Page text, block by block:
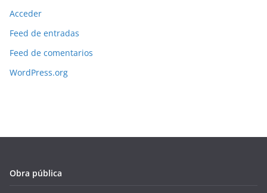
Acceder
Feed de entradas
Feed de comentarios
WordPress.org
Obra pública